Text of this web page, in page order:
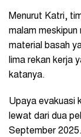
Menurut Katri,
malam
material basah
lima rekan kerja
katanya.
Upaya evakuasi
lewat dari dua
September 2025.